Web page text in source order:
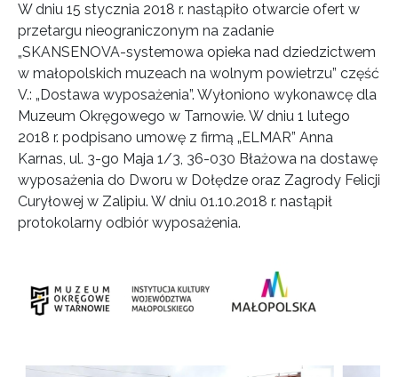
W dniu 15 stycznia 2018 r. nastąpiło otwarcie ofert w
przetargu nieograniczonym na zadanie
„SKANSENOVA-systemowa opieka nad dziedzictwem
w małopolskich muzeach na wolnym powietrzu” część
V.: „Dostawa wyposażenia”. Wyłoniono wykonawcę dla
Muzeum Okręgowego w Tarnowie. W dniu 1 lutego
2018 r. podpisano umowę z firmą „ELMAR” Anna
Karnas, ul. 3-go Maja 1/3, 36-030 Błażowa na dostawę
wyposażenia do Dworu w Dołędze oraz Zagrody Felicji
Curyłowej w Zalipiu. W dniu 01.10.2018 r. nastąpił
protokolarny odbiór wyposażenia.